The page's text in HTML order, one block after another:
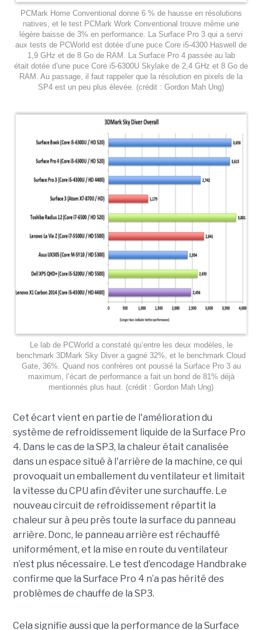
PCMark Home Conventional donne 6 % de hausse en résolutions
natives, et le test PCMark Work Conventional trouve même une
légère baisse de 3% en performance. La Surface Pro 3 qui a servi
aux tests de PCWorld est dotée d’une puce Core i5-4300 Haswell de
1,9 GHz et de 8 Go de RAM. La Surface Pro 4 passée au lab
était dotée d’une puce Core i5-6300U Skylake de 2,4 GHz et 8 Go de
RAM. Au passage, il faut rappeler que la résolution en pixels de la
SP4 est un peu plus élevée. (crédit : Gordon Mah Ung)
Le lab de PCWorld a constaté qu’entre les deux modèles, le
benchmark 3DMark Sky Diver a gagné 32%, et le benchmark Cloud
Gate, 36%. Quand nos confrères ont poussé la Surface Pro 3 au
maximum, l’écart de performance a fait un bond de 81% déjà
mentionnés plus haut. (crédit : Gordon Mah Ung)
Cet écart vient en partie de l'amélioration du
système de refroidissement liquide de la Surface Pro
4. Dans le cas de la SP3, la chaleur était canalisée
dans un espace situé à l'arrière de la machine, ce qui
provoquait un emballement du ventilateur et limitait
la vitesse du CPU afin d’éviter une surchauffe. Le
nouveau circuit de refroidissement répartit la
chaleur sur à peu près toute la surface du panneau
arrière. Donc, le panneau arrière est réchauffé
uniformément, et la mise en route du ventilateur
n’est plus nécessaire. Le test d’encodage Handbrake
confirme que la Surface Pro 4 n’a pas hérité des
problèmes de chauffe de la SP3.
Cela signifie aussi que la performance de la Surface